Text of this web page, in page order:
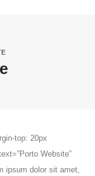
top: 20px
Website”
ipsum dolor sit amet,